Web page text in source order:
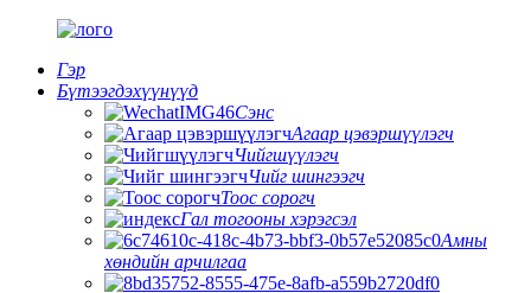
Гэр
Бүтээгдэхүүнүүд
Сэнс
Агаар цэвэршүүлэгч
Чийгшүүлэгч
Чийг шингээгч
Тоос сорогч
Гал тогооны хэрэгсэл
Амны
хөндийн арчилгаа